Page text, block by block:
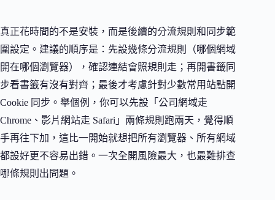
真正花時間的不是安裝，而是後續的分流規則和同步範
圍設定。建議的順序是：先設幾條分流規則（哪個網域
開在哪個瀏覽器），確認連結會照規則走；再開書籤同
步看書籤有沒有對齊；最後才考慮針對少數常用站點開
Cookie 同步。舉個例，你可以先設「公司網域走
Chrome、影片網站走 Safari」兩條規則跑兩天，覺得順
手再往下加，這比一開始就想把所有瀏覽器、所有網域
都設好更不容易出錯。一次全開風險最大，也最難排查
哪條規則出問題。